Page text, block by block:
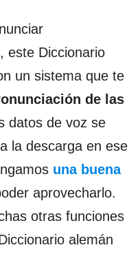
este Diccionario
un sistema que te
de las
datos de voz se
la descarga en ese
una buena
aprovecharlo.
otras funciones
alemán